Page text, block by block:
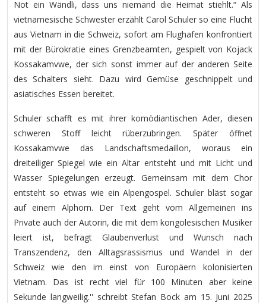
Not ein Wändli, dass uns niemand die Heimat stiehlt.“ Als
vietnamesische Schwester erzählt Carol Schuler so eine Flucht
aus Vietnam in die Schweiz, sofort am Flughafen konfrontiert
mit der Bürokratie eines Grenzbeamten, gespielt von Kojack
Kossakamvwe, der sich sonst immer auf der anderen Seite
des Schalters sieht. Dazu wird Gemüse geschnippelt und
asiatisches Essen bereitet.
Schuler schafft es mit ihrer komödiantischen Ader, diesen
schweren Stoff leicht rüberzubringen. Später öffnet
Kossakamvwe das Landschaftsmedaillon, woraus ein
dreiteiliger Spiegel wie ein Altar entsteht und mit Licht und
Wasser Spiegelungen erzeugt. Gemeinsam mit dem Chor
entsteht so etwas wie ein Alpengospel. Schuler bläst sogar
auf einem Alphorn. Der Text geht vom Allgemeinen ins
Private auch der Autorin, die mit dem kongolesischen Musiker
leiert ist, befragt Glaubenverlust und Wunsch nach
Transzendenz, den Alltagsrassismus und Wandel in der
Schweiz wie den im einst von Europäern kolonisierten
Vietnam. Das ist recht viel für 100 Minuten aber keine
Sekunde langweilig.'' schreibt Stefan Bock am 15. Juni 2025